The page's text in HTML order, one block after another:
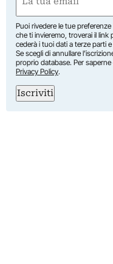
(Required)
Puoi rivedere le tue
che ti invieremo, troverai il link
cederà i tuoi dati a terze parti
Se scegli di annullare
proprio database. Per
Privacy Policy.
Iscriviti